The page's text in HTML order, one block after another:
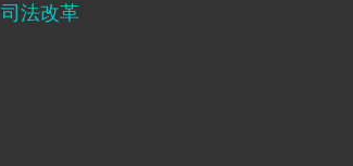
司法改革